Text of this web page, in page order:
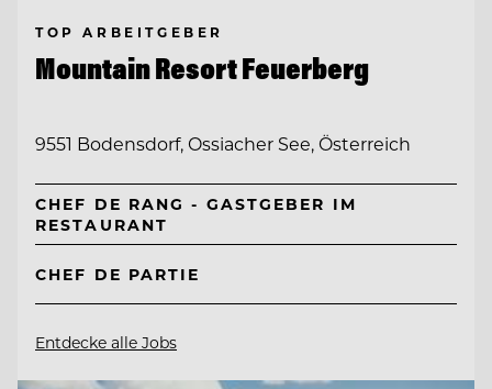
TOP ARBEITGEBER
Mountain Resort Feuerberg
9551 Bodensdorf, Ossiacher See, Österreich
CHEF DE RANG - GASTGEBER IM
RESTAURANT
CHEF DE PARTIE
Entdecke alle Jobs